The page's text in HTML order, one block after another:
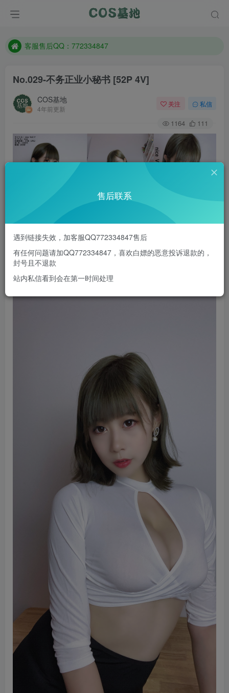
遇到任何问题加客服QQ：772334847
客服售后QQ：772334847
防失联：百度搜索《一七天佳》，实时查看最新站点。
No.029-不务正业小秘书 [52P 4V]
COS基地
4年前更新
关注 私信
1164 111
售后联系
遇到链接失效，加客服QQ772334847售后
有任何问题请加QQ772334847，喜欢白嫖的恶意投诉退款的，
封号且不退款
站内私信看到会在第一时间处理